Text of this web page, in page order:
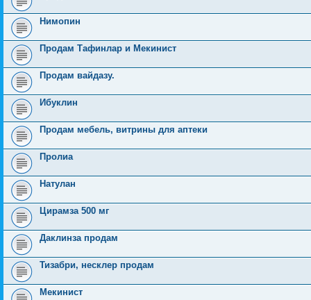
Нимопин
Продам Тафинлар и Мекинист
Продам вайдазу.
Ибуклин
Продам мебель, витрины для аптеки
Пролиа
Натулан
Цирамза 500 мг
Даклинза продам
Тизабри, несклер продам
Мекинист